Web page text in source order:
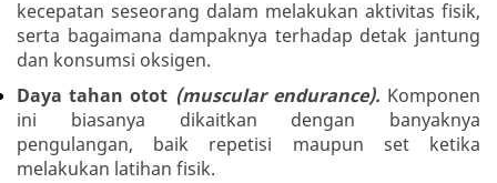
kecepatan seseorang dalam melakukan aktivitas fisik,
serta bagaimana dampaknya terhadap detak jantung
dan konsumsi oksigen.
Daya tahan otot (muscular endurance). Komponen
ini biasanya dikaitkan dengan banyaknya
pengulangan, baik repetisi maupun set ketika
melakukan latihan fisik.